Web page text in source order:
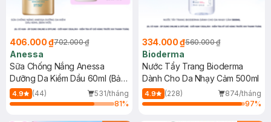
406.000 ₫702.000 ₫
Anessa
Sữa Chống Nắng Anessa
Dưỡng Da Kiềm Dầu 60ml (Bản
Mới)
4.9 (44)
531/tháng
81%
334.000 ₫560.000 ₫
Bioderma
Nước Tẩy Trang Bioderma
Dành Cho Da Nhạy Cảm 500ml
4.9 (228)
874/tháng
97%